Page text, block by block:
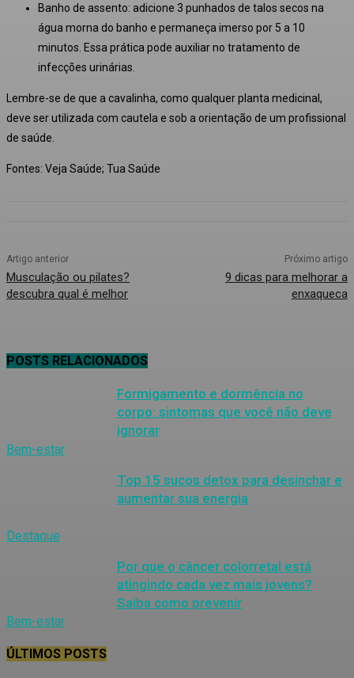
Banho de assento: adicione 3 punhados de talos secos na
água morna do banho e permaneça imerso por 5 a 10
minutos. Essa prática pode auxiliar no tratamento de
infecções urinárias.
Lembre-se de que a cavalinha, como qualquer planta medicinal,
deve ser utilizada com cautela e sob a orientação de um profissional
de saúde.
Fontes: Veja Saúde; Tua Saúde
Artigo anterior
Musculação ou pilates?
descubra qual é melhor
Próximo artigo
9 dicas para melhorar a
enxaqueca
POSTS RELACIONADOS
Bem-estar
Formigamento e dormência no
corpo: sintomas que você não deve
ignorar
Destaque
Top 15 sucos detox para desinchar e
aumentar sua energia
Bem-estar
Por que o câncer colorretal está
atingindo cada vez mais jovens?
Saiba como prevenir
ÚLTIMOS POSTS